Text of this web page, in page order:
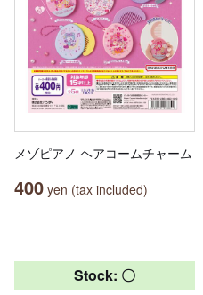
メゾピアノ ヘアコームチャーム
400 yen (tax included)
Stock: 〇